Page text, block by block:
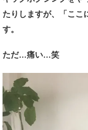
たりしますが、「ここ
す。
ただ…痛い…笑